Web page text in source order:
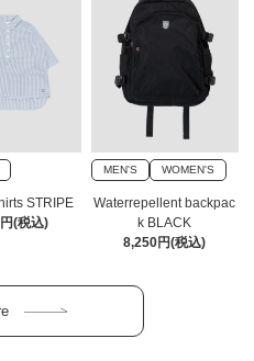
STRIPE
(税込)
MEN'S WOMEN'S
Waterrepellent backpac
k BLACK
8,250円(税込)